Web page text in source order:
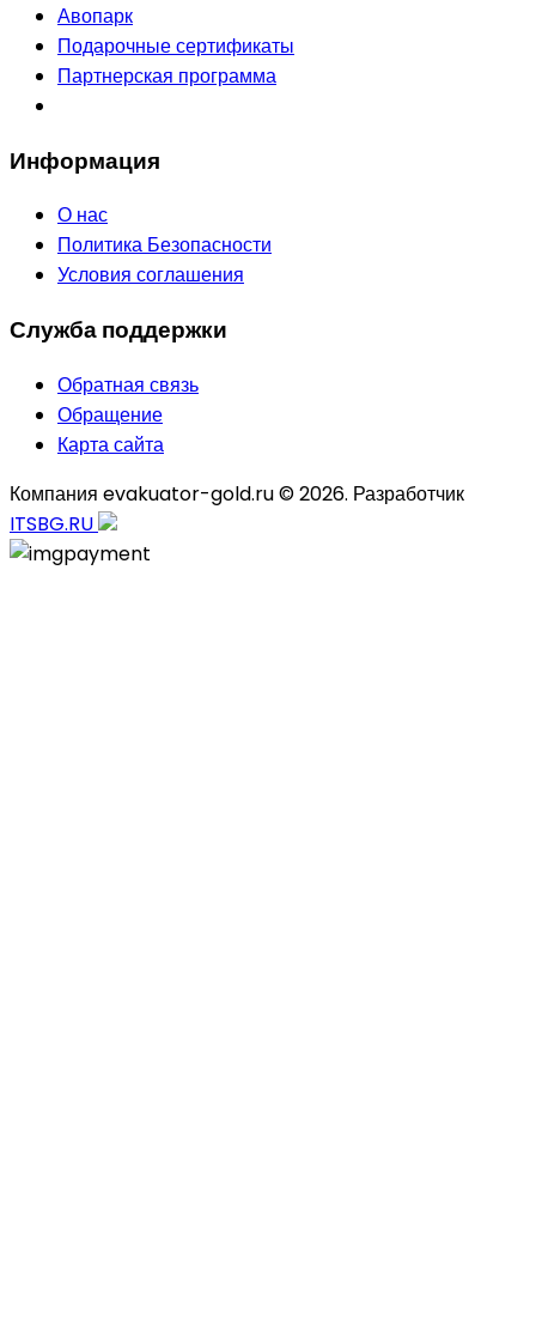
Авопарк
Подарочные сертификаты
Партнерская программа
Информация
О нас
Политика Безопасности
Условия соглашения
Служба поддержки
Обратная связь
Обращение
Карта сайта
Компания evakuator-gold.ru © 2026. Разработчик
ITSBG.RU